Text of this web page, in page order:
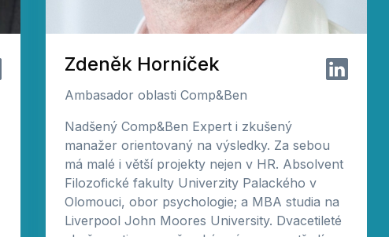
Zdeněk Horníček
Ambasador oblasti Comp&Ben
Nadšený Comp&Ben Expert i zkušený
manažer orientovaný na výsledky. Za sebou
má malé i větší projekty nejen v HR. Absolvent
Filozofické fakulty Univerzity Palackého v
Olomouci, obor psychologie; a MBA studia na
Liverpool John Moores University. Dvacetileté